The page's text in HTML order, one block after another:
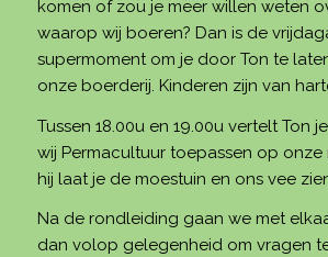
komen of zou je meer willen weten
waarop wij boeren? Dan is de
supermoment om je door Ton te
onze boerderij. Kinderen zijn van
Tussen 18.00u en 19.00u vertelt Ton
wij Permacultuur toepassen op onze
hij laat je de moestuin en ons vee
Na de rondleiding gaan we met
dan volop gelegenheid om vragen